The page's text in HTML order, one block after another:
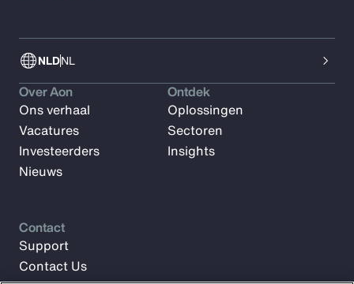
NLDNL
Over Aon
Ons verhaal
Vacatures
Investeerders
Nieuws
Ontdek
Oplossingen
Sectoren
Insights
Contact
Support
Contact Us